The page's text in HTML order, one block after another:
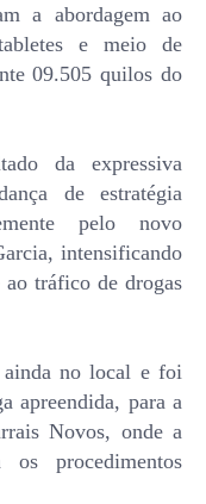
a abordagem ao
e meio de
09.505 quilos do
da expressiva
de estratégia
pelo novo
intensificando
ao tráfico de drogas
ainda no local e foi
apreendida, para a
Novos, onde a
os procedimentos